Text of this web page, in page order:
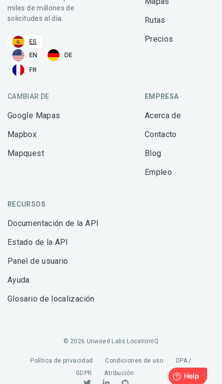
miles de millones de
solicitudes al día.
ES
EN
DE
FR
Rutas
Precios
CAMBIAR DE
Google Mapas
Mapbox
Mapquest
EMPRESA
Acerca de
Contacto
Blog
Empleo
RECURSOS
Documentación de la API
Estado de la API
Panel de usuario
Ayuda
Glosario de localización
© 2026 Unwired Labs LocationIQ
Política de privacidad Condiciones de uso
DPA /
GDPR
Atribución